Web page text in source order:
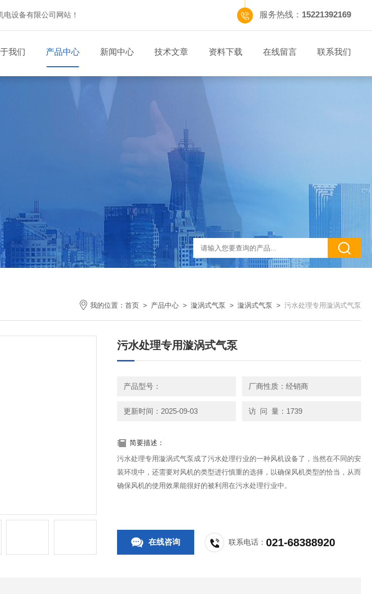
设备有限公司网站！ 服务热线： 15221392169
我们 产品中心 新闻中心 技术文章 资料下载 在线留言 联系我们
我的位置： 首页 > 产品中心 > 漩涡式气泵 > 漩涡式气泵 > 污水处理专用漩涡式气泵
污水处理专用漩涡式气泵
产品型号： 厂商性质：经销商
更新时间：2025-09-03 访 问 量：1739
简要描述：
污水处理专用漩涡式气泵成了污水处理行业的一种风机设备了，当然在不同的安
装环境中，还需要对风机的类型进行慎重的选择，以确保风机类型的恰当，从而
确保风机的使用效果能很好的被利用在污水处理行业中。
在线咨询 联系电话：021-68388920